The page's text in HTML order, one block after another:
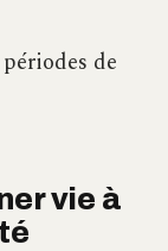
de
vie à